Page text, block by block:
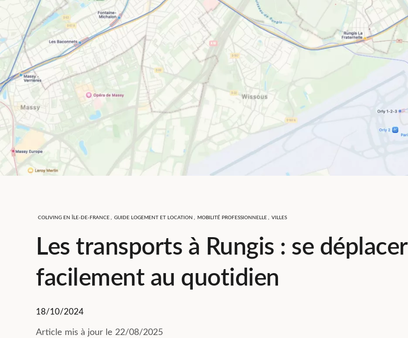
COLIVING EN ÎLE-DE-FRANCE , GUIDE LOGEMENT ET LOCATION , MOBILITÉ PROFESSIONNELLE , VILLES
Les transports à Rungis : se déplacer
facilement au quotidien
18/10/2024
Article mis à jour le 22/08/2025